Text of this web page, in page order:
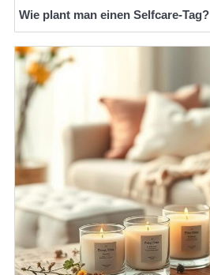
Wie plant man einen Selfcare-Tag?